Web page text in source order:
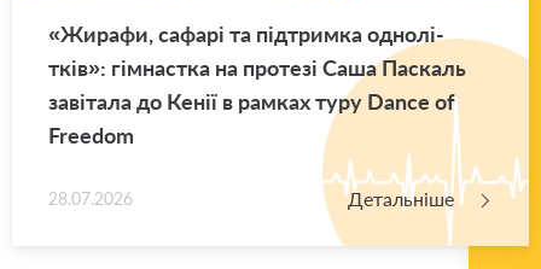
«Жи­ра­фи, са­фа­рі та під­трим­ка одно­лі­
тків»: гім­нас­тка на про­те­зі Саша Па­скаль
за­ві­та­ла до Кенії в рам­ках туру Dance of
Freedom
28.07.2026 Детальніше